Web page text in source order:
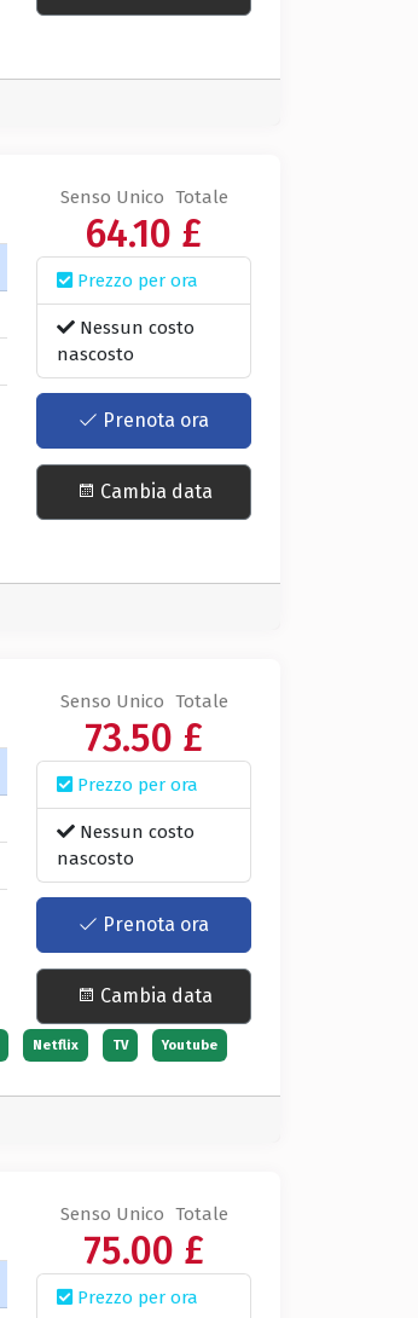
Senso Unico Totale
64.10 £
Prezzo per ora
Nessun costo
nascosto
Prenota ora
Cambia data
Senso Unico Totale
73.50 £
Prezzo per ora
Nessun costo
nascosto
Prenota ora
Cambia data
Netflix TV Youtube
Senso Unico Totale
75.00 £
Prezzo per ora